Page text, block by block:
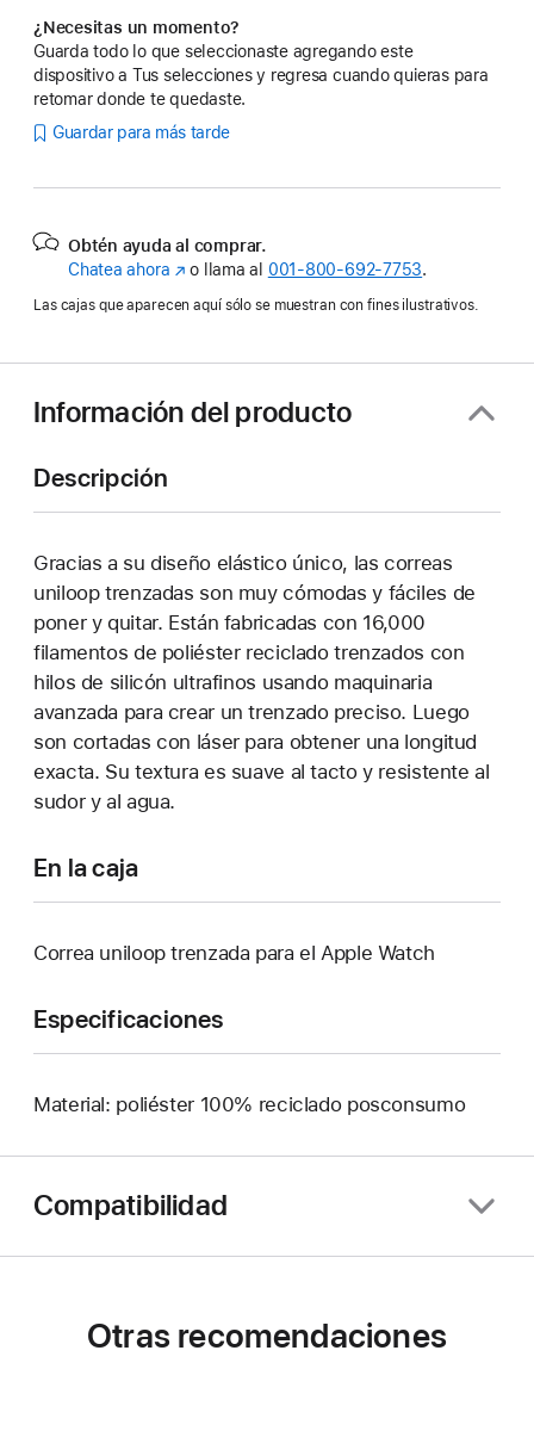
¿Necesitas un momento?
Guarda todo lo que seleccionaste agregando este
dispositivo a Tus selecciones y regresa cuando quieras para
retomar donde te quedaste.
Guardar para más tarde
Obtén ayuda al comprar.
Chatea ahora (se
en
nueva
o llama al 001‑800‑692‑7753.
Las cajas que aparecen aquí sólo se muestran con fines ilustrativos.
Información del producto
Descripción
Gracias a su diseño elástico único, las correas
uniloop trenzadas son muy cómodas y fáciles de
poner y quitar. Están fabricadas con 16,000
filamentos de poliéster reciclado trenzados con
hilos de silicón ultrafinos usando maquinaria
avanzada para crear un trenzado preciso. Luego
son cortadas con láser para obtener una longitud
exacta. Su textura es suave al tacto y resistente al
sudor y al agua.
En la caja
Correa uniloop trenzada para el Apple Watch
Especificaciones
Material: poliéster 100% reciclado posconsumo
Compatibilidad
Otras recomendaciones